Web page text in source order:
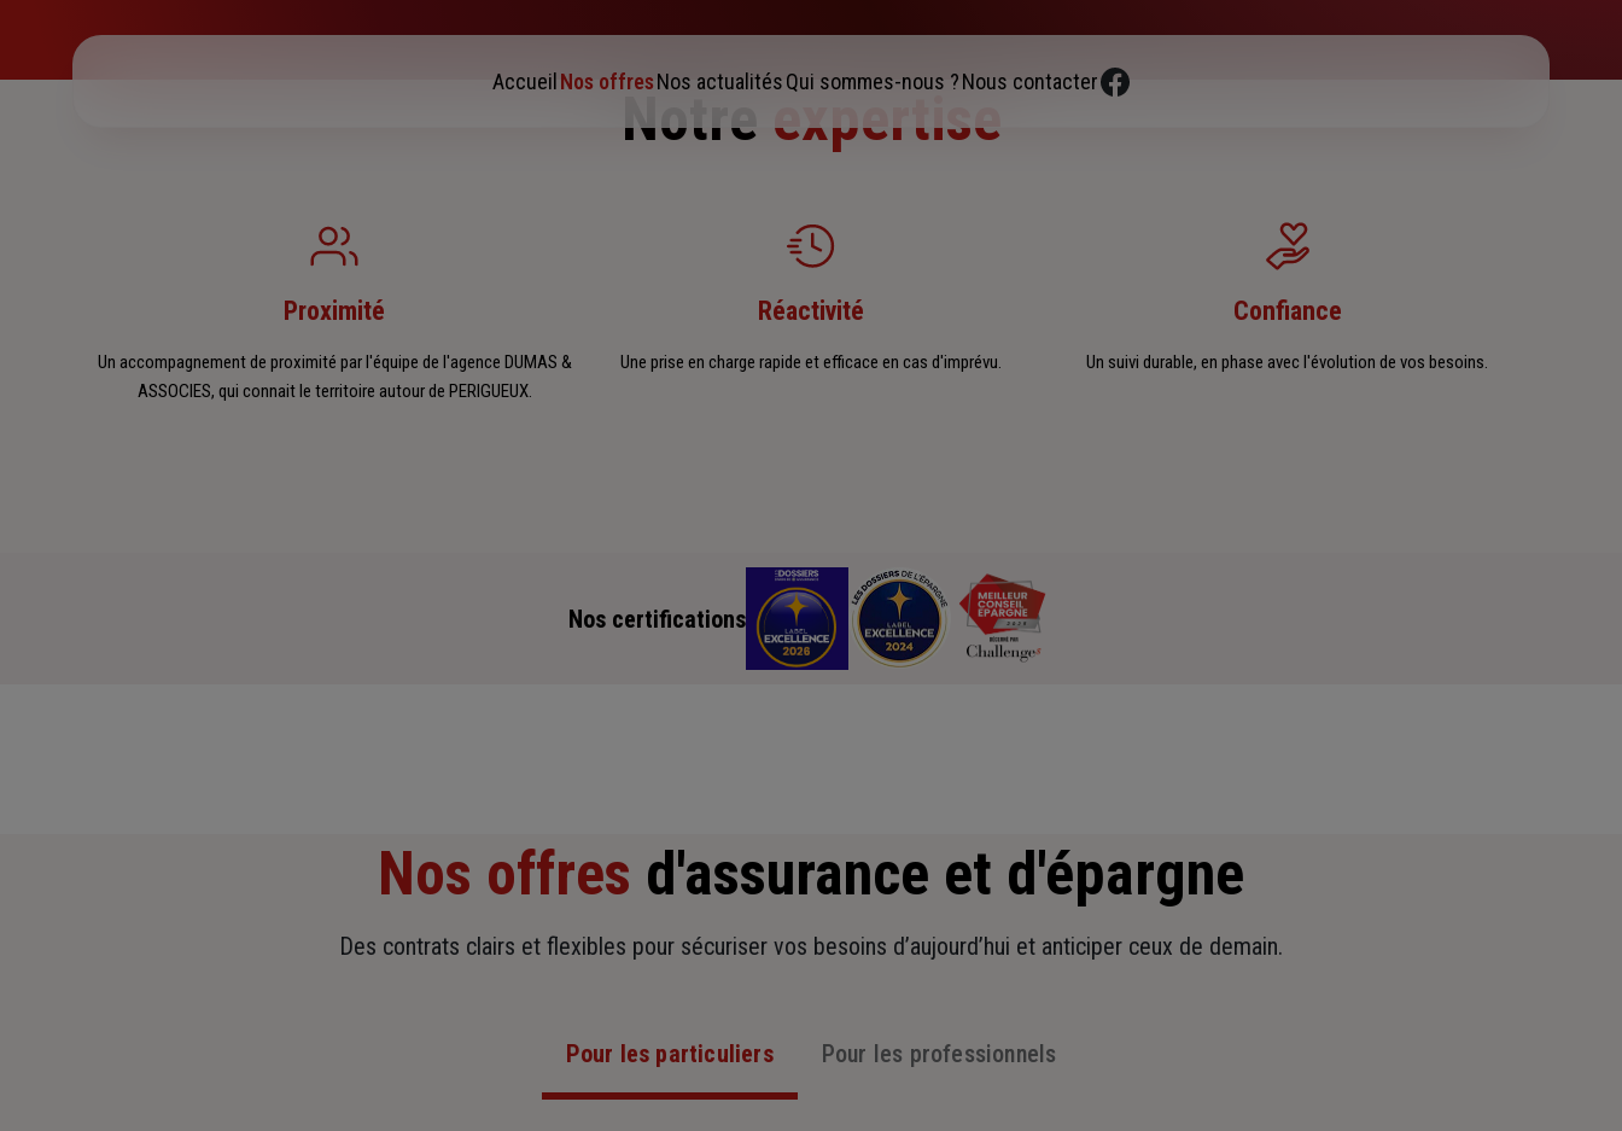
Accueil Nos offresNos actualitésQui sommes-nous ?Nous contacter
Notre expertise
Proximité
Un accompagnement de proximité par l'équipe de l'agence DUMAS &
ASSOCIES, qui connait le territoire autour de PERIGUEUX.
Réactivité
Une prise en charge rapide et efficace en cas d'imprévu.
Confiance
Un suivi durable, en phase avec l'évolution de vos besoins.
Nos certifications
Nos offres d'assurance et d'épargne
Des contrats clairs et flexibles pour sécuriser vos besoins d’aujourd’hui et anticiper ceux de demain.
Pour les particuliers Pour les professionnels